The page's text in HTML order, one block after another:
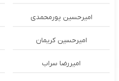
امیرحسین پورمحمدی
امیرحسین کریمان
امیررضا سراب